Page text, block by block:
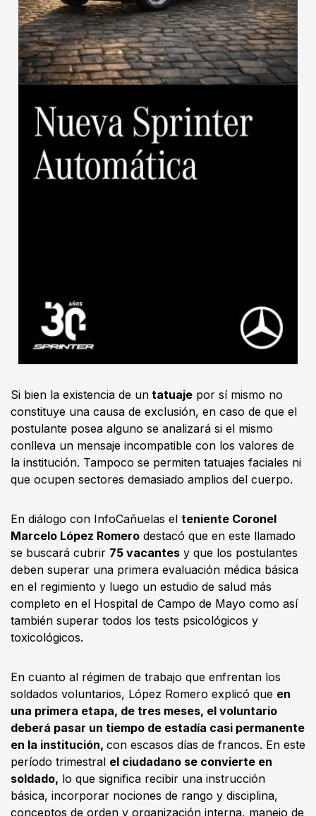
Si bien la existencia de un tatuaje por sí mismo no
constituye una causa de exclusión, en caso de que el
postulante posea alguno se analizará si el mismo
conlleva un mensaje incompatible con los valores de
la institución. Tampoco se permiten tatuajes faciales ni
que ocupen sectores demasiado amplios del cuerpo.
En diálogo con InfoCañuelas el teniente Coronel
Marcelo López Romero destacó que en este llamado
se buscará cubrir 75 vacantes y que los postulantes
deben superar una primera evaluación médica básica
en el regimiento y luego un estudio de salud más
completo en el Hospital de Campo de Mayo como así
también superar todos los tests psicológicos y
toxicológicos.
En cuanto al régimen de trabajo que enfrentan los
soldados voluntarios, López Romero explicó que en
una primera etapa, de tres meses, el voluntario
deberá pasar un tiempo de estadía casi permanente
en la institución, con escasos días de francos. En este
período trimestral el ciudadano se convierte en
soldado, lo que significa recibir una instrucción
básica, incorporar nociones de rango y disciplina,
conceptos de orden y organización interna, manejo de